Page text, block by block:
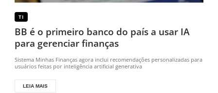
TI
BB é o primeiro banco do país a usar IA
para gerenciar finanças
Sistema Minhas Finanças agora inclui recomendações personalizadas para
usuários feitas por inteligência artificial generativa
LEIA MAIS